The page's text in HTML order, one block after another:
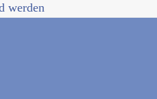
werden